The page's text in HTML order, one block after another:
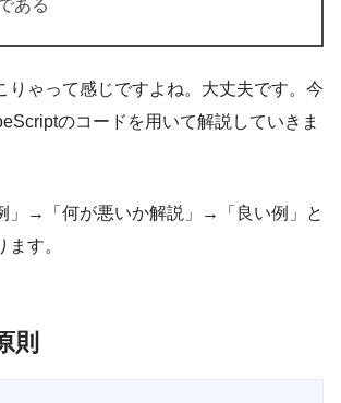
ある
りゃって感じですよね。大丈夫です。今
のコードを用いて解説していきま
」→「何が悪いか解説」→「良い例」と
す。
則